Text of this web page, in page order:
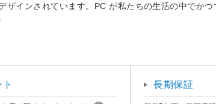
インされています。PC が私たちの生活の中でか
長期保証